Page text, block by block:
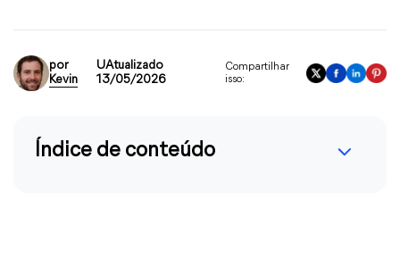
por
Kevin
UAtualizado
13/05/2026
Compartilhar
isso:
Índice de conteúdo